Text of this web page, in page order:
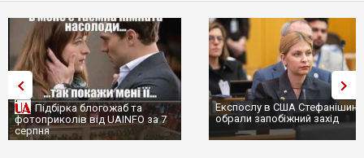
Підбірка блогожаб та
фотоприколів від UAINFO за 7
серпня
Експослу в США
обрали запобіжний захід